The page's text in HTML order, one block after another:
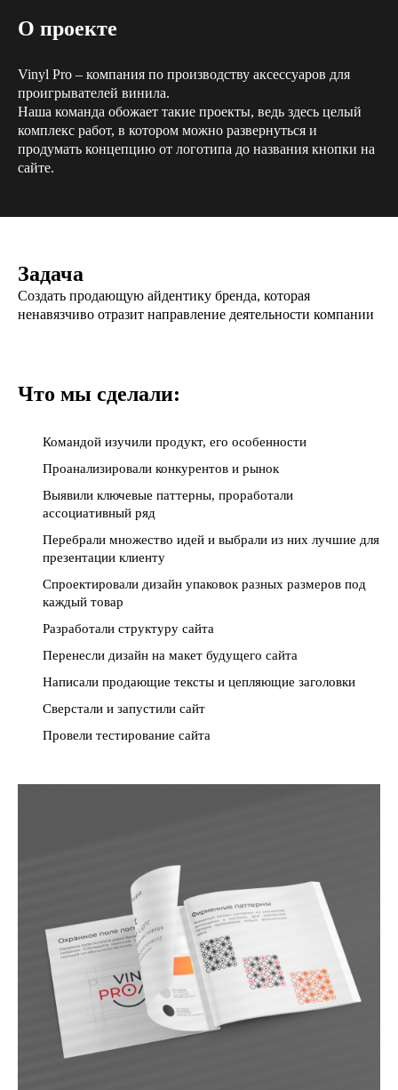
О проекте
Vinyl Pro – компания по производству аксессуаров для
проигрывателей винила.
Наша команда обожает такие проекты, ведь здесь целый
комплекс работ, в котором можно развернуться и
продумать концепцию от логотипа до названия кнопки на
сайте.
Задача
Создать продающую айдентику бренда, которая
ненавязчиво отразит направление деятельности компании
Что мы сделали:
Командой изучили продукт, его особенности
Проанализировали конкурентов и рынок
Выявили ключевые паттерны, проработали
ассоциативный ряд
Перебрали множество идей и выбрали из них лучшие для
презентации клиенту
Спроектировали дизайн упаковок разных размеров под
каждый товар
Разработали структуру сайта
Перенесли дизайн на макет будущего сайта
Написали продающие тексты и цепляющие заголовки
Сверстали и запустили сайт
Провели тестирование сайта